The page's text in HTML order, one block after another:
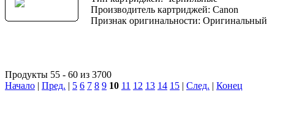
Производитель картриджей: Canon
Признак оригинальности: Оригинальный
Продукты 55 - 60 из 3700
Начало | Пред. | 5 6 7 8 9 10 11 12 13 14 15 | След. | Конец